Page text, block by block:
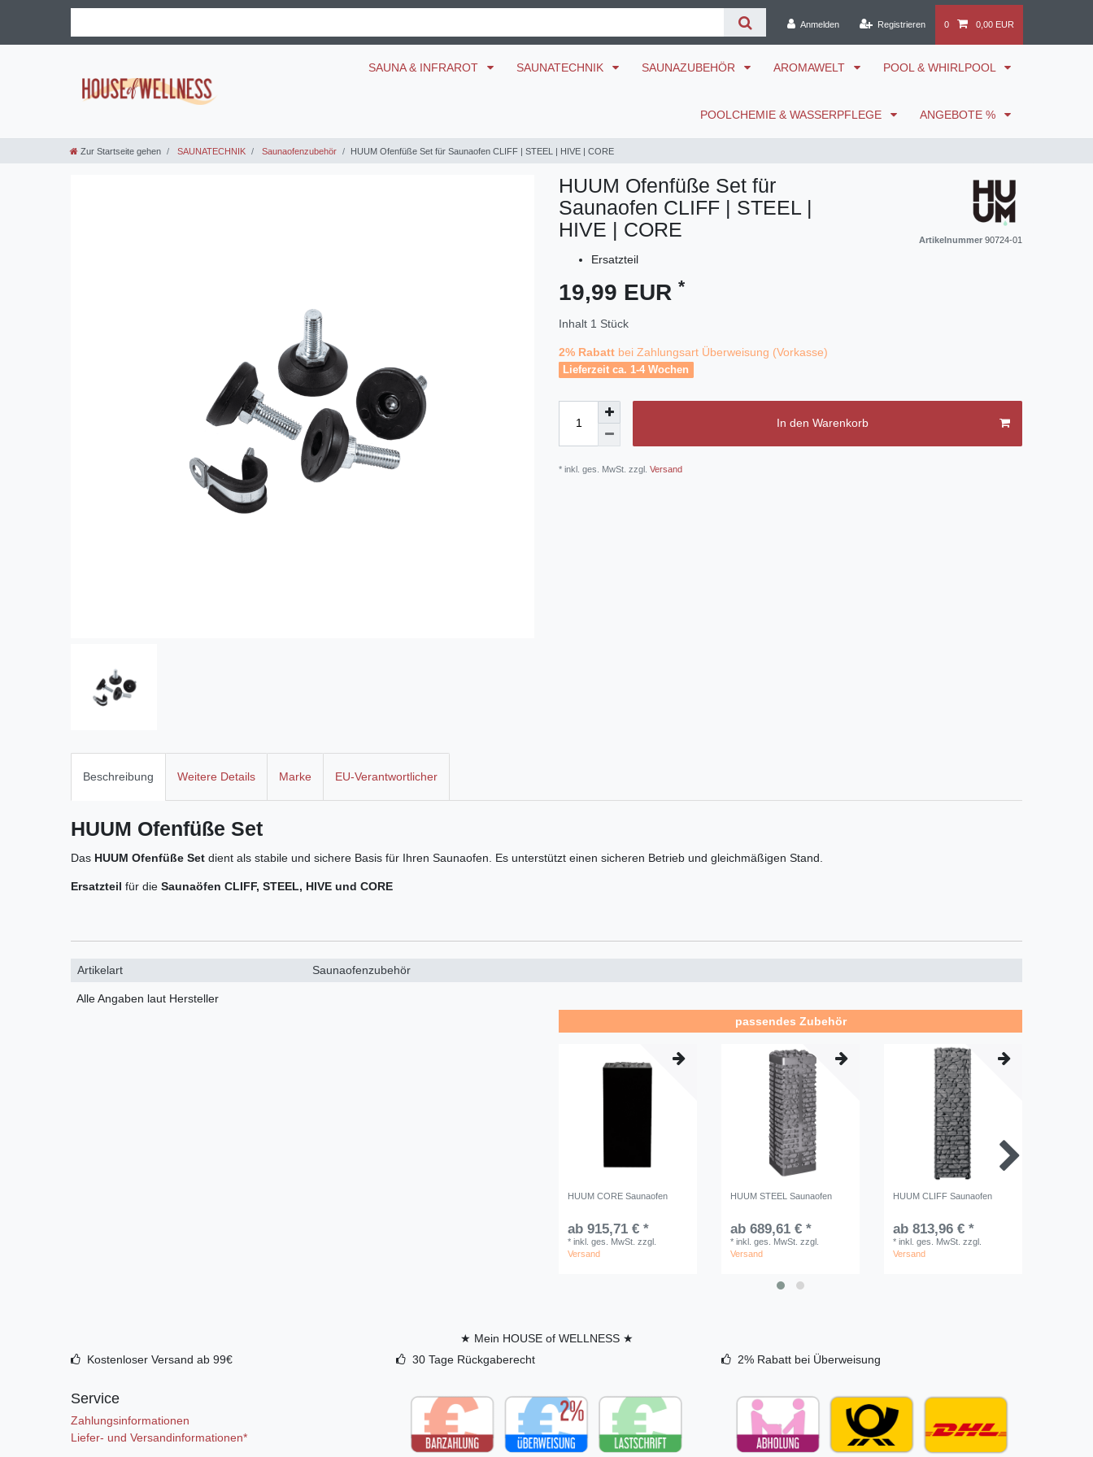
Anmelden Registrieren 0 0,00 EUR
SAUNA & INFRAROT SAUNATECHNIK SAUNAZUBEHÖR AROMAWELT POOL & WHIRLPOOL
POOLCHEMIE & WASSERPFLEGE ANGEBOTE %
Zur Startseite gehen SAUNATECHNIK Saunaofenzubehör HUUM Ofenfüße Set für Saunaofen CLIFF | STEEL | HIVE | CORE
HUUM Ofenfüße Set für
Saunaofen CLIFF | STEEL |
HIVE | CORE
Artikelnummer 90724-01
Ersatzteil
19,99 EUR *
Inhalt 1 Stück
2% Rabatt bei Zahlungsart Überweisung (Vorkasse)
Lieferzeit ca. 1-4 Wochen
In den Warenkorb
* inkl. ges. MwSt. zzgl. Versand
Beschreibung Weitere Details Marke EU-Verantwortlicher
HUUM Ofenfüße Set
Das HUUM Ofenfüße Set dient als stabile und sichere Basis für Ihren Saunaofen. Es unterstützt einen sicheren Betrieb und gleichmäßigen Stand.
Ersatzteil für die Saunaöfen CLIFF, STEEL, HIVE und CORE
Artikelart Saunaofenzubehör
Alle Angaben laut Hersteller
passendes Zubehör
HUUM CORE Saunaofen
ab 915,71 € *
*inkl. ges. MwSt. zzgl.
Versand
HUUM STEEL Saunaofen
ab 689,61 € *
*inkl. ges. MwSt. zzgl.
Versand
HUUM CLIFF Saunaofen
ab 813,96 € *
*inkl. ges. MwSt. zzgl.
Versand
★ Mein HOUSE of WELLNESS ★
Kostenloser Versand ab 99€
30 Tage Rückgaberecht 2% Rabatt bei Überweisung
Service
Zahlungsinformationen
Liefer- und Versandinformationen*